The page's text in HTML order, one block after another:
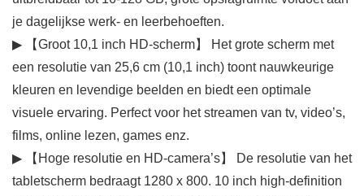
je dagelijkse werk- en leerbehoeften.
▶ 【Groot 10,1 inch HD-scherm】 Het grote scherm met
een resolutie van 25,6 cm (10,1 inch) toont nauwkeurige
kleuren en levendige beelden en biedt een optimale
visuele ervaring. Perfect voor het streamen van tv, video’s,
films, online lezen, games enz.
▶ 【Hoge resolutie en HD-camera’s】 De resolutie van het
tabletscherm bedraagt 1280 x 800. 10 inch high-definition